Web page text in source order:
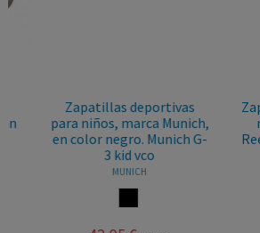
Zapatillas deportivas
para niños, marca Munich,
en color negro. Munich G-
3 kid vco
MUNICH